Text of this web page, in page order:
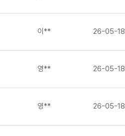
이** 26-05-18
영** 26-05-18
영** 26-05-18